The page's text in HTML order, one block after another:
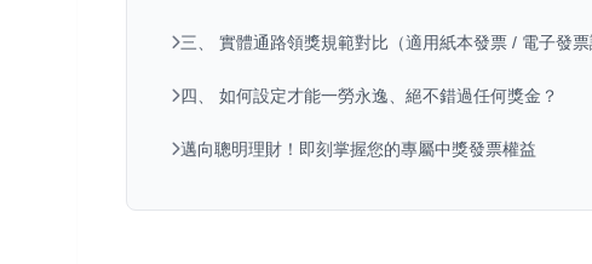
三、 實體通路領獎規範對比（適用紙本發票 / 電子發票
四、 如何設定才能一勞永逸、絕不錯過任何獎金？
邁向聰明理財！即刻掌握您的專屬中獎發票權益